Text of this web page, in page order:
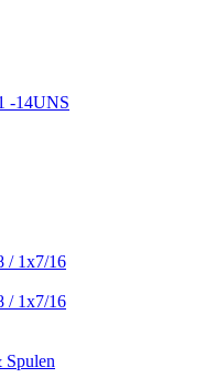
-14UNS
/ 1x7/16
/ 1x7/16
Spulen